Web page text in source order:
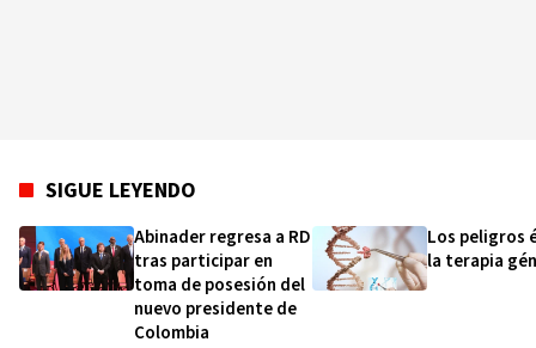
SIGUE LEYENDO
Abinader regresa a RD
tras participar en
toma de posesión del
nuevo presidente de
Colombia
Los peligros
la terapia